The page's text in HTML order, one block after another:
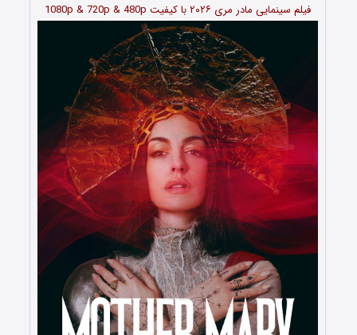
فیلم سینمایی مادر مری ۲۰۲۶با کیفیت 1080p & 720p & 480p